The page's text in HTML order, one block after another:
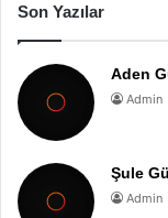
Son Yazılar
Aden
Admin
Şule
Admin